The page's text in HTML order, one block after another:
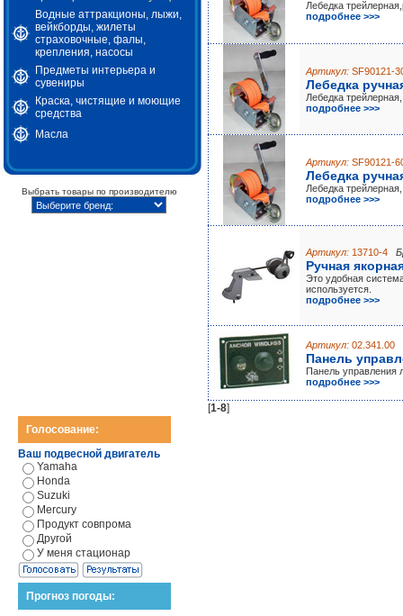
Водные аттракционы, лыжи,
вейкборды, жилеты
страховочные, фалы,
крепления, насосы
Предметы интерьера и
сувениры
Краска, чистящие и моющие
средства
Масла
Выбрать товары по производителю
Голосование:
Ваш подвесной двигатель
Yamaha
Honda
Suzuki
Mercury
Продукт совпрома
Другой
У меня стационар
Прогноз погоды:
Лебедка
подробнее >>>
Артикул: SF90121-
Лебедка
Лебедка
подробнее >>>
Артикул: SF90121-
Лебедка
Лебедка
подробнее >>>
Артикул: 13710-4
Ручная
Это удобная
используется.
подробнее >>>
Артикул: 02.341.00
Панель
Панель управления
подробнее >>>
[1-8]